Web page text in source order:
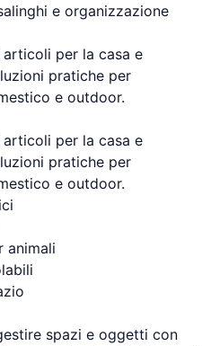
e organizzazione
per la casa e
pratiche per
e outdoor.
per la casa e
pratiche per
e outdoor.
animali
spazi e oggetti con